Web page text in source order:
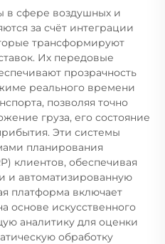
в сфере воздушных и
за счёт интеграции
трансформируют
Их передовые
прозрачность
реального времени
позволяя точно
груза, его состояние
Эти системы
планирования
клиентов, обеспечивая
автоматизированную
платформа включает
основе искусственного
аналитику для оценки
обработку